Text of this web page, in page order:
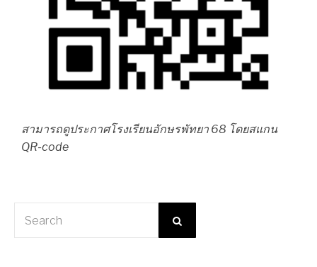
สามารถดูประกาศโรงเรียนอักษรพัทยา 68 โดยสแกน
QR-code